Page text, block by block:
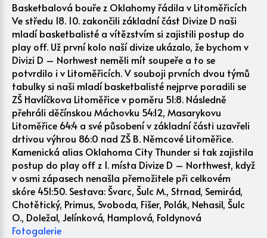
Basketbalová bouře z Oklahomy řádila v Litoměřicích
Ve středu 18. 10. zakončili základní část Divize D naši
mladí basketbalisté a vítězstvím si zajistili postup do
play off. Už první kolo naší divize ukázalo, že bychom v
Divizi D – Norhwest neměli mít soupeře a to se
potvrdilo i v Litoměřicích. V souboji prvních dvou týmů
tabulky si naši mladí basketbalisté nejprve poradili se
ZŠ Havlíčkova Litoměřice v poměru 51:8. Následně
přehráli děčínskou Máchovku 54:12, Masarykovu
Litoměřice 64:4 a své působení v základní části uzavřeli
drtivou výhrou 86:0 nad ZŠ B. Němcové Litoměřice.
Kamenická alias Oklahoma City Thunder si tak zajistila
postup do play off z 1. místa Divize D – Northwest, když
v osmi zápasech nenašla přemožitele při celkovém
skóre 451:50. Sestava: Švarc, Šulc M., Strnad, Semirád,
Chotětický, Primus, Svoboda, Fišer, Polák, Nehasil, Šulc
O., Doležal, Jelínková, Hamplová, Foldynová
Fotogalerie